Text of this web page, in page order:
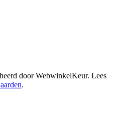
doorWebwinkelKeur. Lees
.